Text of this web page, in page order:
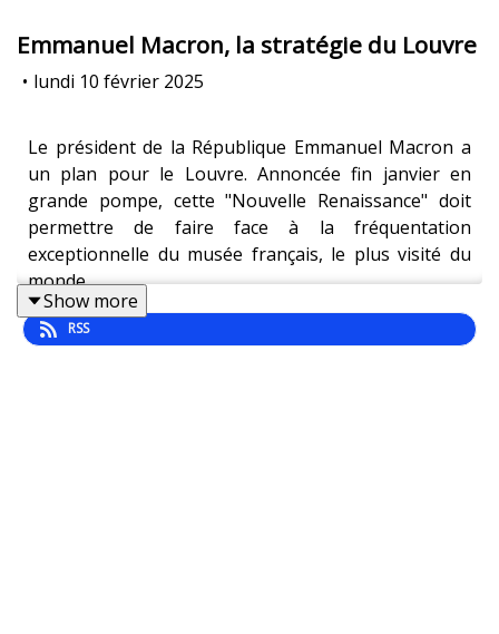
Emmanuel Macron, la stratégie du Louvre
• lundi 10 février 2025
Le président de la République Emmanuel Macron a
un plan pour le Louvre. Annoncée fin janvier en
grande pompe, cette "Nouvelle Renaissance" doit
permettre de faire face à la fréquentation
exceptionnelle du musée français, le plus visité du
monde.
Une nouvelle grande entrée, une Joconde déplacée,
des billets plus chers et des rénovations un peu
Show more
RSS